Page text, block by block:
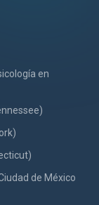
en
de México